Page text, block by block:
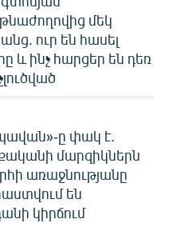
մեկ
ուր են հասել
և ինչ հարցեր են դեռ
ը փակ է.
մարզիկներն
առաջնությանը
են
կիրճում